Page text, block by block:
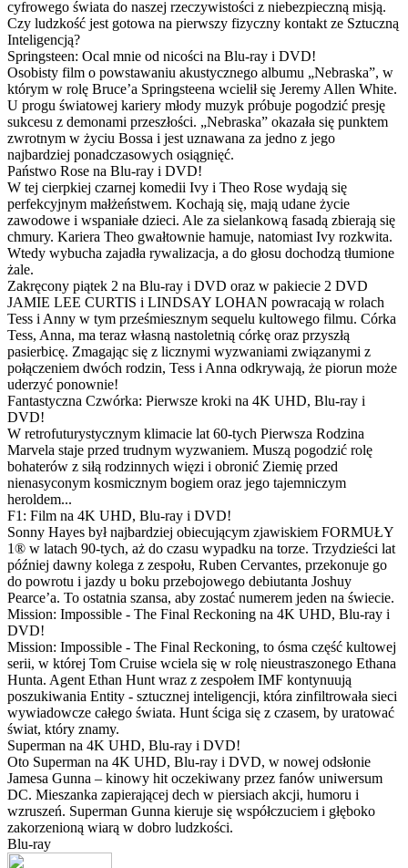
cyfrowego świata do naszej rzeczywistości z niebezpieczną misją.
Czy ludzkość jest gotowa na pierwszy fizyczny kontakt ze Sztuczną
Inteligencją?
Springsteen: Ocal mnie od nicości na Blu-ray i DVD!
Osobisty film o powstawaniu akustycznego albumu „Nebraska”, w
którym w rolę Bruce’a Springsteena wcielił się Jeremy Allen White.
U progu światowej kariery młody muzyk próbuje pogodzić presję
sukcesu z demonami przeszłości. „Nebraska” okazała się punktem
zwrotnym w życiu Bossa i jest uznawana za jedno z jego
najbardziej ponadczasowych osiągnięć.
Państwo Rose na Blu-ray i DVD!
W tej cierpkiej czarnej komedii Ivy i Theo Rose wydają się
perfekcyjnym małżeństwem. Kochają się, mają udane życie
zawodowe i wspaniałe dzieci. Ale za sielankową fasadą zbierają się
chmury. Kariera Theo gwałtownie hamuje, natomiast Ivy rozkwita.
Wtedy wybucha zajadła rywalizacja, a do głosu dochodzą tłumione
żale.
Zakręcony piątek 2 na Blu-ray i DVD oraz w pakiecie 2 DVD
JAMIE LEE CURTIS i LINDSAY LOHAN powracają w rolach
Tess i Anny w tym prześmiesznym sequelu kultowego filmu. Córka
Tess, Anna, ma teraz własną nastoletnią córkę oraz przyszłą
pasierbicę. Zmagając się z licznymi wyzwaniami związanymi z
połączeniem dwóch rodzin, Tess i Anna odkrywają, że piorun może
uderzyć ponownie!
Fantastyczna Czwórka: Pierwsze kroki na 4K UHD, Blu-ray i
DVD!
W retrofuturystycznym klimacie lat 60-tych Pierwsza Rodzina
Marvela staje przed trudnym wyzwaniem. Muszą pogodzić rolę
bohaterów z siłą rodzinnych więzi i obronić Ziemię przed
nienasyconym kosmicznym bogiem oraz jego tajemniczym
heroldem...
F1: Film na 4K UHD, Blu-ray i DVD!
Sonny Hayes był najbardziej obiecującym zjawiskiem FORMUŁY
1® w latach 90-tych, aż do czasu wypadku na torze. Trzydzieści lat
później dawny kolega z zespołu, Ruben Cervantes, przekonuje go
do powrotu i jazdy u boku przebojowego debiutanta Joshuy
Pearce’a. To ostatnia szansa, aby zostać numerem jeden na świecie.
Mission: Impossible - The Final Reckoning na 4K UHD, Blu-ray i
DVD!
Mission: Impossible - The Final Reckoning, to ósma część kultowej
serii, w której Tom Cruise wciela się w rolę nieustraszonego Ethana
Hunta. Agent Ethan Hunt wraz z zespołem IMF kontynuują
poszukiwania Entity - sztucznej inteligencji, która zinfiltrowała sieci
wywiadowcze całego świata. Hunt ściga się z czasem, by uratować
świat, który znamy.
Superman na 4K UHD, Blu-ray i DVD!
Oto Superman na 4K UHD, Blu-ray i DVD, w nowej odsłonie
Jamesa Gunna – kinowy hit oczekiwany przez fanów uniwersum
DC. Mieszanka zapierającej dech w piersiach akcji, humoru i
wzruszeń. Superman Gunna kieruje się współczuciem i głęboko
zakorzenioną wiarą w dobro ludzkości.
Blu-ray